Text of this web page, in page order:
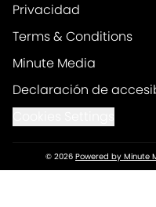
Privacidad
Terms & Conditions
Minute Media
Declaración de
© 2026 Powered by Minute